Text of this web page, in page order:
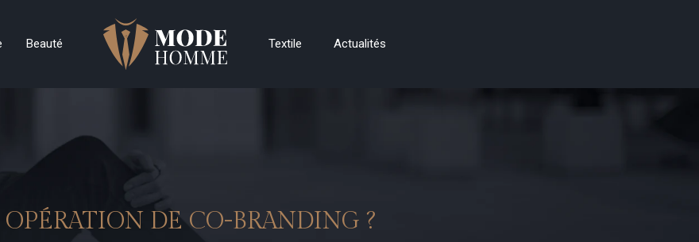
Beauté Textile Actualités
DE CO-BRANDING ?